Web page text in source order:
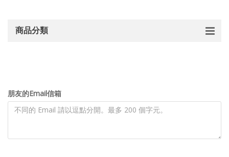
心靈影音
商品分類
朋友的Email信箱